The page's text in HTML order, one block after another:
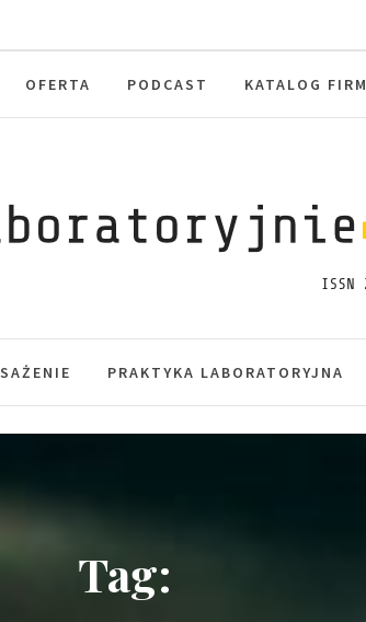
OFERTA PODCAST KATALOG FIRM
PRAKTYKA LABORATORYJNA
Tag: